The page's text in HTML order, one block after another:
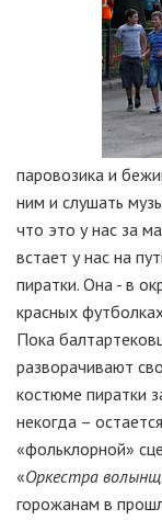
паровозика и
ним и слушать
что это у нас за
встает у нас на
пиратки. Она - в
красных
Пока
разворачивают
костюме пиратки
некогда –
«фольклорной»
«Оркестра
горожанам в